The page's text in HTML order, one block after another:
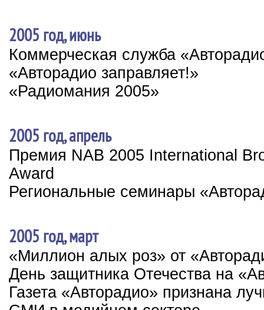
2005 год, июнь
Коммерческая служба
«Авторадио заправляет!»
«Радиомания 2005»
2005 год, апрель
Премия NAB 2005 International
Award
Региональные семинары
2005 год, март
«Миллион алых роз» от
День защитника Отечества на
Газета «Авторадио» признана